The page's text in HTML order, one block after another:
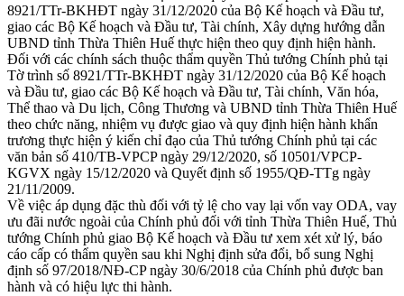
8921/TTr-BKHĐT ngày 31/12/2020 của Bộ Kế hoạch và Đầu tư,
giao các Bộ Kế hoạch và Đầu tư, Tài chính, Xây dựng hướng dẫn
UBND tỉnh Thừa Thiên Huế thực hiện theo quy định hiện hành.
Đối với các chính sách thuộc thẩm quyền Thủ tướng Chính phủ tại
Tờ trình số 8921/TTr-BKHĐT ngày 31/12/2020 của Bộ Kế hoạch
và Đầu tư, giao các Bộ Kế hoạch và Đầu tư, Tài chính, Văn hóa,
Thể thao và Du lịch, Công Thương và UBND tỉnh Thừa Thiên Huế
theo chức năng, nhiệm vụ được giao và quy định hiện hành khẩn
trương thực hiện ý kiến chỉ đạo của Thủ tướng Chính phủ tại các
văn bản số 410/TB-VPCP ngày 29/12/2020, số 10501/VPCP-
KGVX ngày 15/12/2020 và Quyết định số 1955/QĐ-TTg ngày
21/11/2009.
Về việc áp dụng đặc thù đối với tỷ lệ cho vay lại vốn vay ODA, vay
ưu đãi nước ngoài của Chính phủ đối với tỉnh Thừa Thiên Huế, Thủ
tướng Chính phủ giao Bộ Kế hoạch và Đầu tư xem xét xử lý, báo
cáo cấp có thẩm quyền sau khi Nghị định sửa đổi, bổ sung Nghị
định số 97/2018/NĐ-CP ngày 30/6/2018 của Chính phủ được ban
hành và có hiệu lực thi hành.